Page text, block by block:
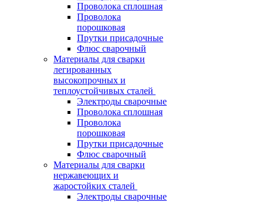
Проволока сплошная
Проволока
порошковая
Прутки присадочные
Флюс сварочный
Материалы для сварки
легированных
высокопрочных и
теплоустойчивых сталей
Электроды сварочные
Проволока сплошная
Проволока
порошковая
Прутки присадочные
Флюс сварочный
Материалы для сварки
нержавеющих и
жаростойких сталей
Электроды сварочные